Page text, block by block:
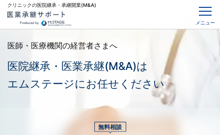
クリニックの医院継承・承継開業(M&A)
メニュー
医師・医療機関の経営者さまへ
医院継承・医業承継(M&A)は
エムステージにお任せください
無料相談